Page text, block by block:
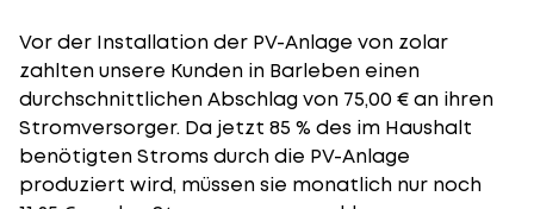
Vor der Installation der PV-Anlage von zolar
zahlten unsere Kunden in Barleben einen
durchschnittlichen Abschlag von 75,00 € an ihren
Stromversorger. Da jetzt 85 % des im Haushalt
benötigten Stroms durch die PV-Anlage
produziert wird, müssen sie monatlich nur noch